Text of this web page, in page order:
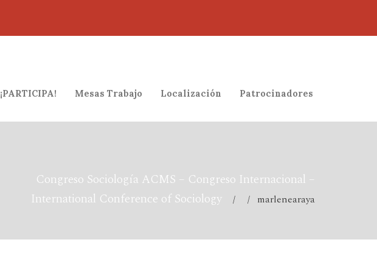
¡PARTICIPA! Mesas Trabajo Localización Patrocinadores
Congreso Sociología ACMS – Congreso Internacional –
International Conference of Sociology
/ / marlenearaya